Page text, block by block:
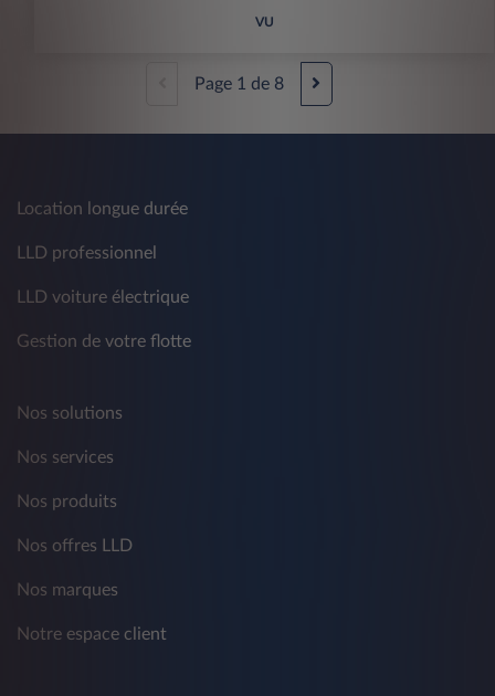
VU
Page 1 de 8
Location longue durée
LLD professionnel
LLD voiture électrique
Gestion de votre flotte
Nos solutions
Nos services
Nos produits
Nos offres LLD
Nos marques
Notre espace client